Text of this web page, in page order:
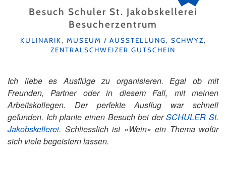
Besuch Schuler St. Jakobskellerei
Besucherzentrum
KATEGORIEN
KULINARIK, MUSEUM / AUSSTELLUNG, SCHWYZ,
ZENTRALSCHWEIZER GUTSCHEIN
Ich liebe es Ausflüge zu organisieren. Egal ob mit
Freunden, Partner oder in diesem Fall, mit meinen
Arbeitskollegen. Der perfekte Ausflug war schnell
gefunden. Ich plante einen Besuch bei derSCHULER St.
Jakobskellerei. Schliesslich ist «Wein» ein Thema wofür
sich viele begeistern lassen.